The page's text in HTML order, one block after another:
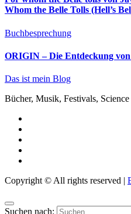
Whom the Belle Tolls (Hell’s
Buchbesprechung
ORIGIN – Die Entdeckung
Das ist mein Blog
Bücher, Musik, Festivals,
Copyright © All rights reserved |
Suchen nach: